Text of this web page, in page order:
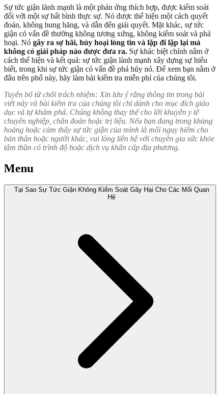
Sự tức giận lành mạnh là một phản ứng thích hợp, được kiểm soát
đối với một sự bất bình thực sự. Nó được thể hiện một cách quyết
đoán, không hung hăng, và dẫn đến giải quyết. Mặt khác, sự tức
giận có vấn đề thường không tương xứng, không kiểm soát và phá
hoại. Nó gây ra sợ hãi, hủy hoại lòng tin và lặp đi lặp lại mà
không có giải pháp nào được đưa ra. Sự khác biệt chính nằm ở
cách thể hiện và kết quả: sự tức giận lành mạnh xây dựng sự hiểu
biết, trong khi sự tức giận có vấn đề phá hủy nó. Để xem bạn nằm ở
đâu trên phổ này, hãy làm bài kiểm tra miễn phí của chúng tôi.
Tuyên bố từ chối trách nhiệm: Xin lưu ý rằng thông tin trong bài
viết này và bài kiểm tra của chúng tôi chỉ dành cho mục đích giáo
dục và tự khám phá. Chúng không thay thế cho lời khuyên y tế
chuyên nghiệp, chẩn đoán hoặc trị liệu. Nếu bạn đang trong khủng
hoảng hoặc cảm thấy sự tức giận của mình là mối nguy hiểm cho
bản thân hoặc người khác, vui lòng liên hệ với chuyên gia sức khỏe
tâm thần có trình độ hoặc dịch vụ khẩn cấp địa phương.
Menu
Tại Sao Sự Tức Giận Không Kiểm Soát Gây Hại Cho Các Mối Quan
Hệ